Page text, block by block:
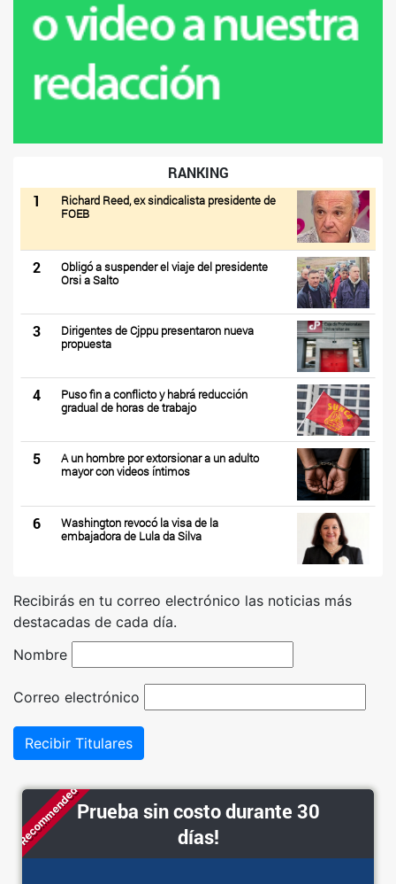
RANKING
1
Richard Reed, ex sindicalista presidente de
FOEB
2
Obligó a suspender el viaje del presidente
Orsi a Salto
3
Dirigentes de Cjppu presentaron nueva
propuesta
4
Puso fin a conflicto y habrá reducción
gradual de horas de trabajo
5
A un hombre por extorsionar a un adulto
mayor con videos íntimos
6
Washington revocó la visa de la
embajadora de Lula da Silva
Recibirás en tu correo electrónico las noticias más
destacadas de cada día.
Nombre
Correo electrónico
Recibir Titulares
RecommendedPrueba sin costo durante 30
días!